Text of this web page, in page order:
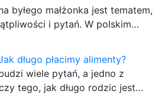
byłego małżonka jest tematem,
i pytań. W polskim…
długo płacimy alimenty?
wiele pytań, a jedno z
tego, jak długo rodzic jest…